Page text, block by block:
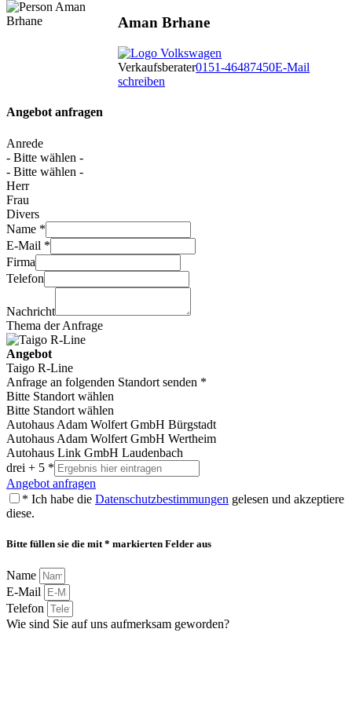
Aman Brhane
Verkaufsberater0151-46487450E-Mail
schreiben
Angebot anfragen
Anrede
- Bitte wählen -
- Bitte wählen -
Herr
Frau
Divers
Name *
E-Mail *
Firma
Telefon
Nachricht
Thema der Anfrage
Angebot
Taigo R-Line
Anfrage an folgenden Standort senden *
Bitte Standort wählen
Bitte Standort wählen
Autohaus Adam Wolfert GmbH Bürgstadt
Autohaus Adam Wolfert GmbH Wertheim
Autohaus Link GmbH Laudenbach
drei + 5 *
Angebot anfragen
* Ich habe die Datenschutzbestimmungen gelesen und akzeptiere
diese.
Bitte füllen sie die mit * markierten Felder aus
Name
E-Mail
Telefon
Wie sind Sie auf uns aufmerksam geworden?